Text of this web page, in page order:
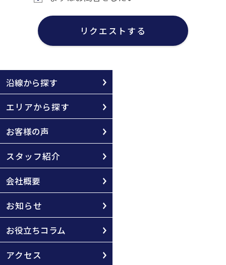
リクエストする
沿線から探す
エリアから探す
お客様の声
スタッフ紹介
会社概要
お知らせ
お役立ちコラム
アクセス